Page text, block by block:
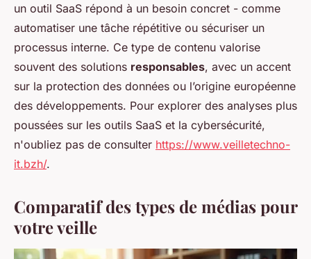
un outil SaaS répond à un besoin concret - comme
automatiser une tâche répétitive ou sécuriser un
processus interne. Ce type de contenu valorise
souvent des solutions responsables, avec un accent
sur la protection des données ou l’origine européenne
des développements. Pour explorer des analyses plus
poussées sur les outils SaaS et la cybersécurité,
n'oubliez pas de consulter https://www.veilletechno-
it.bzh/.
Comparatif des types de médias pour
votre veille